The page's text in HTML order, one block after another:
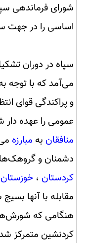
شورای فرماندهی
اساسی را در جهت
سپاه در دوران
می‌آمد که با توجه
و پراکندگی قوای
عمومی را عهده دار
منافقان به مبارزه
دشمنان و
کردستان ، خوزستان
مقابله با آنها
هنگامی که
کردنشین متمرکز